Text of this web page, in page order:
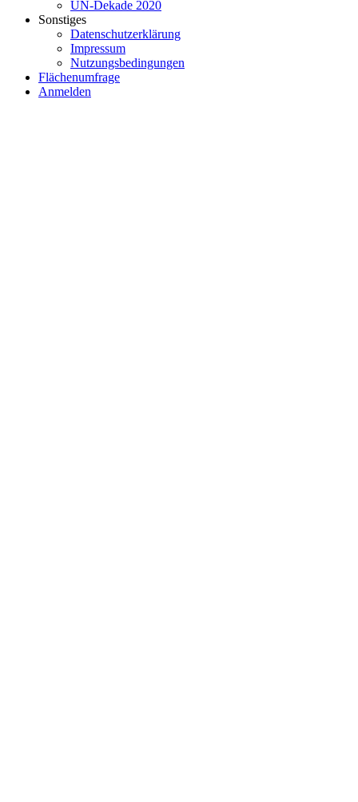
UN-Dekade 2020
Sonstiges
Datenschutzerklärung
Impressum
Nutzungsbedingungen
Flächenumfrage
Anmelden